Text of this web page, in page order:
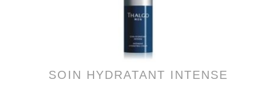
SOIN HYDRATANT INTENSE